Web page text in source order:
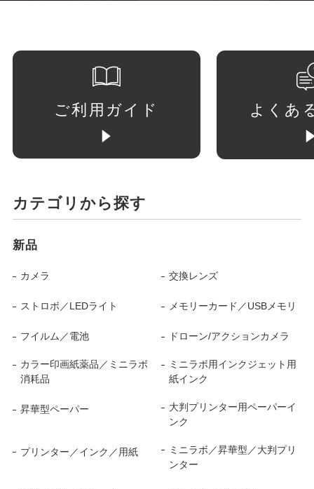
ご利用ガイド よくあ
カテゴリから探す
新品
カメラ 交換レンズ
ストロボ／LEDライト メモリーカード／USBメモリ
フイルム／電池 ドローン/アクションカメラ
カラー印画紙薬品／ミニラボ
消耗品
ミニラボ用インクジェット用
紙インク
昇華型ペーパー
大判プリンター用ペーパーイ
ンク
プリンター／インク／用紙
ミニラボ／昇華型／大判プリ
ンター